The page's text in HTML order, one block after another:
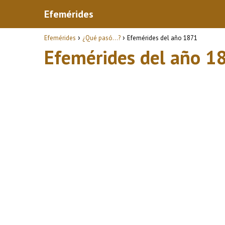
Efemérides
Efemérides ¿Qué pasó...? Efemérides del año 1871
Efemérides del año